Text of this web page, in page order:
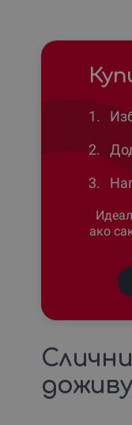
1.
2.
3.
ако
Слични